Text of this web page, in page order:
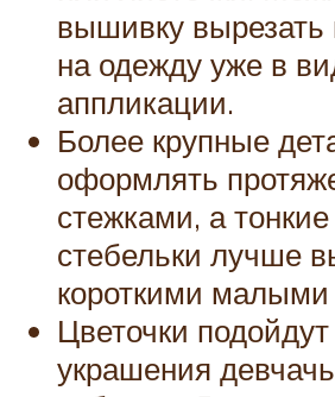
вышивку вырезать
на одежду уже в
аппликации.
Более крупные
оформлять
стежками, а
стебельки лучше
короткими
Цветочки
украшения